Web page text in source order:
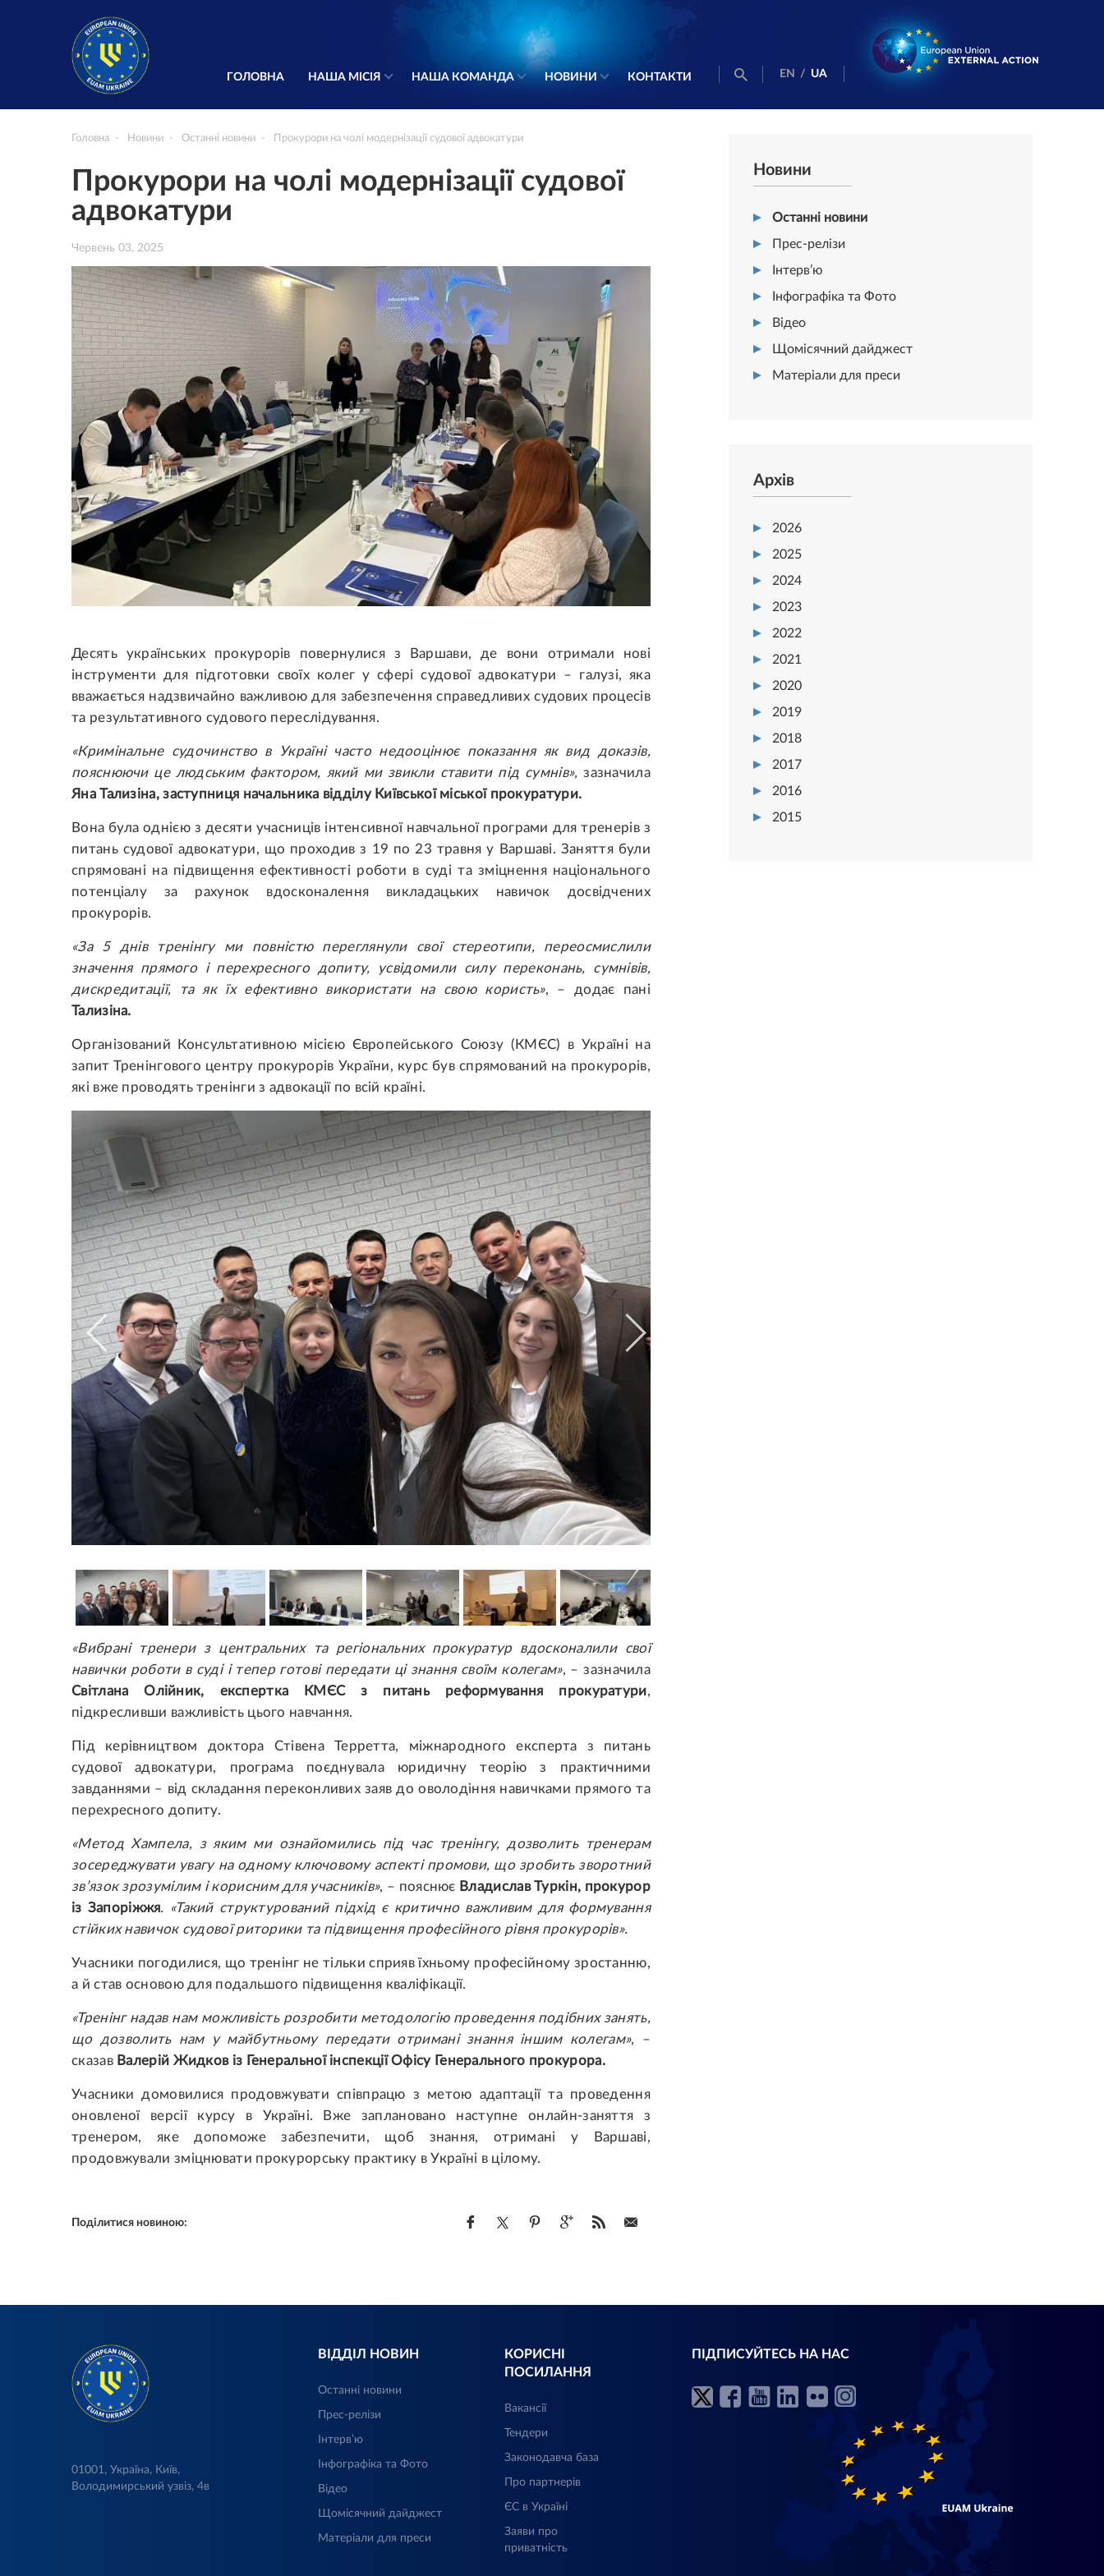
ГОЛОВНА НАША МІСІЯ НАША КОМАНДА НОВИНИ КОНТАКТИ EN / UA
Головна Новини Останні новини Прокурори на чолі модернізації судової адвокатури
Прокурори на чолі модернізації судової
адвокатури
Червень 03, 2025
Десять українських прокурорів повернулися з Варшави, де вони отримали нові
інструменти для підготовки своїх колег у сфері судової адвокатури – галузі, яка
вважається надзвичайно важливою для забезпечення справедливих судових процесів
та результативного судового переслідування.
«Кримінальне судочинство в Україні часто недооцінює показання як вид доказів,
пояснюючи це людським фактором, який ми звикли ставити під сумнів»,зазначила
Яна Тализіна, заступниця начальника відділу Київської міської прокуратури.
Вона була однією з десяти учасниців інтенсивної навчальної програми для тренерів з
питань судової адвокатури, що проходив з 19 по 23 травня у Варшаві. Заняття були
спрямовані на підвищення ефективності роботи в суді та зміцнення національного
потенціалу за рахунок вдосконалення викладацьких навичок досвідчених
прокурорів.
«За 5 днів тренінгу ми повністю переглянули свої стереотипи, переосмислили
значення прямого і перехресного допиту, усвідомили силу переконань, сумнівів,
дискредитації, та як їх ефективно використати на свою користь», – додає пані
Тализіна.
Організований Консультативною місією Європейського Союзу (КМЄС) в Україні на
запит Тренінгового центру прокурорів України, курс був спрямований на прокурорів,
які вже проводять тренінги з адвокації по всій країні.
«Вибрані тренери з центральних та регіональних прокуратур вдосконалили свої
навички роботи в суді і тепер готові передати ці знання своїм колегам», – зазначила
Світлана Олійник, експертка КМЄС з питань реформування прокуратури,
підкресливши важливість цього навчання.
Під керівництвом доктора Стівена Терретта, міжнародного експерта з питань
судової адвокатури, програма поєднувала юридичну теорію з практичними
завданнями – від складання переконливих заяв до оволодіння навичками прямого та
перехресного допиту.
«Метод Хампела, з яким ми ознайомились під час тренінгу, дозволить тренерам
зосереджувати увагу на одному ключовому аспекті промови, що зробить зворотний
зв’язок зрозумілим і корисним для учасників», – пояснює Владислав Туркін, прокурор
із Запоріжжя.
«Такий структурований підхід є критично важливим для формування
стійких навичок судової риторики та підвищення професійного рівня прокурорів».
Учасники погодилися, що тренінг не тільки сприяв їхньому професійному зростанню,
а й став основою для подальшого підвищення кваліфікації.
«Тренінг надав нам можливість розробити методологію проведення подібних занять,
що дозволить нам у майбутньому передати отримані знання іншим колегам», –
сказав Валерій Жидков із Генеральної інспекції Офісу Генерального прокурора.
Учасники домовилися продовжувати співпрацю з метою адаптації та проведення
оновленої версії курсу в Україні. Вже заплановано наступне онлайн-заняття з
тренером, яке допоможе забезпечити, щоб знання, отримані у Варшаві,
продовжували зміцнювати прокурорську практику в Україні в цілому.
Поділитися новиною:
Новини
Останні новини
Прес-релізи
Інтерв’ю
Інфографіка та Фото
Відео
Щомісячний дайджест
Матеріали для преси
Архів
2026
2025
2024
2023
2022
2021
2020
2019
2018
2017
2016
2015
01001, Україна, Київ,
Володимирський узвіз, 4в
ВІДДІЛ НОВИН
Останні новини
Прес-релізи
Інтерв’ю
Інфографіка та Фото
Відео
Щомісячний дайджест
Матеріали для преси
КОРИСНІ
ПОСИЛАННЯ
Вакансії
Тендери
Законодавча база
Про партнерів
ЄС в Україні
Заяви про
приватність
ПІДПИСУЙТЕСЬ НА НАС